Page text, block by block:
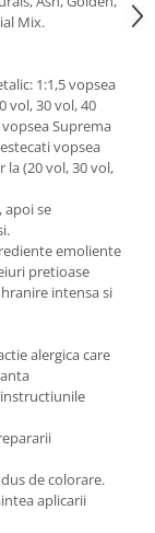
Mix.
1:1,5 vopsea
vol, 30 vol, 40
Suprema
vopsea
la (20 vol, 30 vol,
apoi se
emoliente
pretioase
intensa si
alergica care
de colorare.
aplicarii